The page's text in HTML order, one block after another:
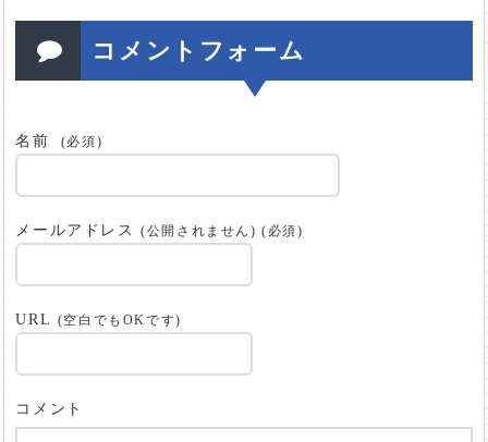
コメントフォーム
名前 (必須)
メールアドレス(公開されません) (必須)
URL (空白でもOKです)
コメント